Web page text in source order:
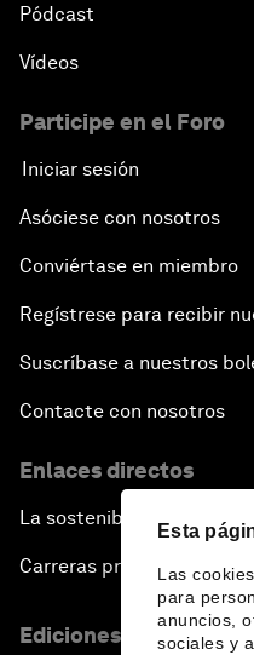
Esta
Las
para
anuncios,
sociales y
Pódcast
Vídeos
Participe en el Foro
Iniciar sesión
Asóciese con nosotros
Conviértase en miembro
Regístrese para recibir
Suscríbase a nuestros
Contacte con nosotros
Enlaces directos
La sostenibilidad en el Foro
Carreras profesionales
Ediciones en otros